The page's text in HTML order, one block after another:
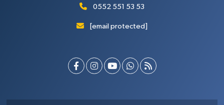
0552 551 53 53
[email protected]